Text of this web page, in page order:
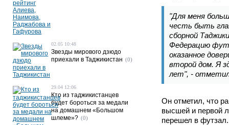
"Для меня
честь быть
сборной
Федерацию
оказанное
второй дом. Я
лет", - отметил
Он отметил, что
высшей и первой
перешел в
02.05 10:48
Звезды мирового дзюдо
приехали в Таджикистан (0)
29.04 12:06
Кто из таджикистанцев
будет бороться за медали
на домашнем «Большом
шлеме»? (0)